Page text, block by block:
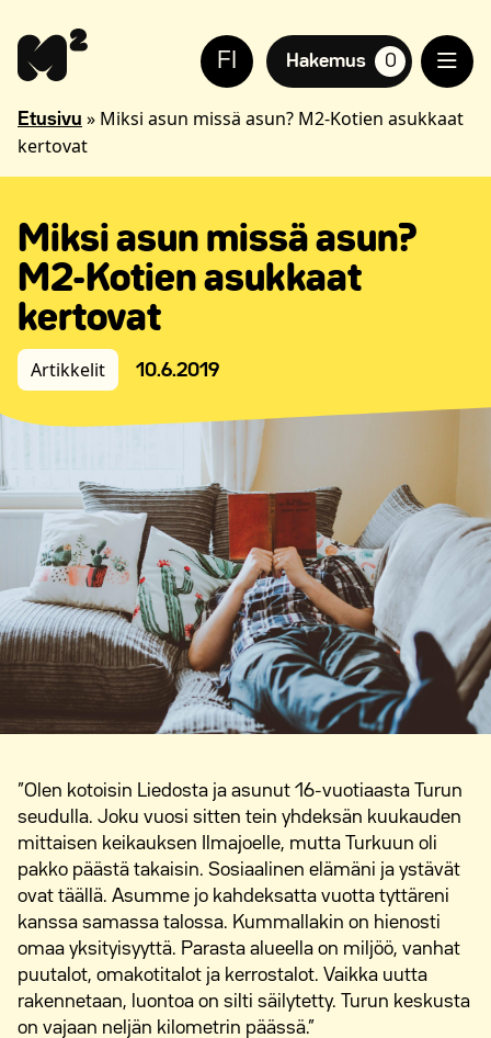
sisältöön
sivuston
käyttöön
FI Hakemus
suosikkiasuntoja,
0
Etusivu » Miksi asun missä asun? M2-Kotien asukkaat
kertovat
Miksi asun missä asun?
M2-Kotien asukkaat
kertovat
Artikkelit 10.6.2019
”Olen kotoisin Liedosta ja asunut 16-vuotiaasta Turun
seudulla. Joku vuosi sitten tein yhdeksän kuukauden
mittaisen keikauksen Ilmajoelle, mutta Turkuun oli
pakko päästä takaisin. Sosiaalinen elämäni ja ystävät
ovat täällä. Asumme jo kahdeksatta vuotta tyttäreni
kanssa samassa talossa. Kummallakin on hienosti
omaa yksityisyyttä. Parasta alueella on miljöö, vanhat
puutalot, omakotitalot ja kerrostalot. Vaikka uutta
rakennetaan, luontoa on silti säilytetty. Turun keskusta
on vajaan neljän kilometrin päässä.”